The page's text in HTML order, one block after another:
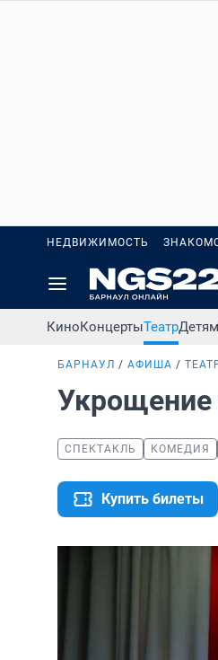
НЕДВИЖИМОСТЬ
КиноКонцертыТеатрДетям
БАРНАУЛ АФИША
Укрощение
СПЕКТАКЛЬ КОМЕДИЯ
Купить билеты